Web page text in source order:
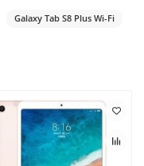
Galaxy Tab S8 Plus Wi-Fi